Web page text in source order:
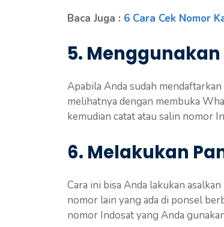
Baca Juga : 6 Cara Cek Nomor
5.
Apabila Anda sudah
melihatnya dengan membuka
kemudian catat atau salin nomor
6. Melakukan
Cara ini bisa Anda lakukan
nomor lain yang ada di ponsel
nomor Indosat yang Anda